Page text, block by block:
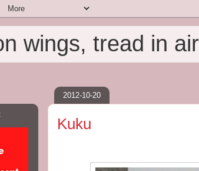
wings, tread in air
2012-10-20
Kuku